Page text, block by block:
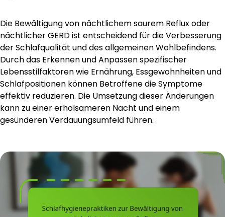
Die Bewältigung von nächtlichem saurem Reflux oder
nächtlicher GERD ist entscheidend für die Verbesserung
der Schlafqualität und des allgemeinen Wohlbefindens.
Durch das Erkennen und Anpassen spezifischer
Lebensstilfaktoren wie Ernährung, Essgewohnheiten und
Schlafpositionen können Betroffene die Symptome
effektiv reduzieren. Die Umsetzung dieser Änderungen
kann zu einer erholsameren Nacht und einem
gesünderen Verdauungsumfeld führen.